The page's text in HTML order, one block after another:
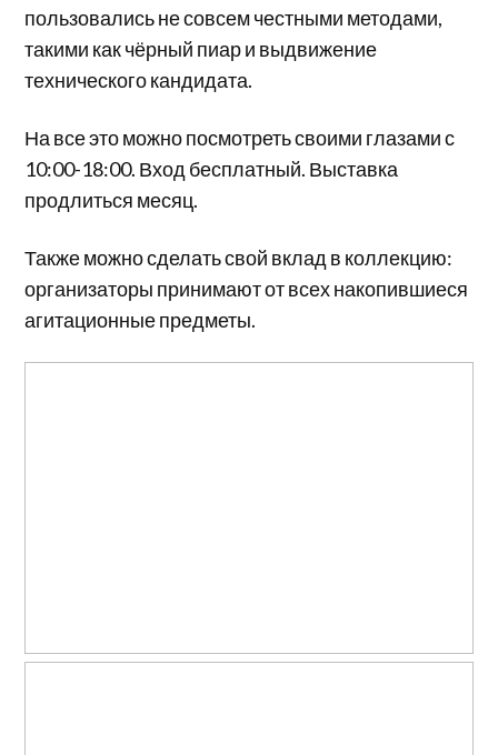
пользовались не совсем честными методами,
такими как чёрный пиар и выдвижение
технического кандидата.
На все это можно посмотреть своими глазами с
10:00-18:00. Вход бесплатный. Выставка
продлиться месяц.
Также можно сделать свой вклад в коллекцию:
организаторы принимают от всех накопившиеся
агитационные предметы.